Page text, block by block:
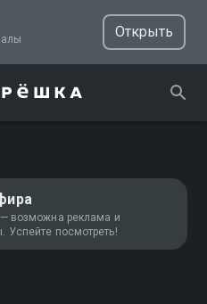
сериалы
Открыть
возможна реклама и
Успейте посмотреть!